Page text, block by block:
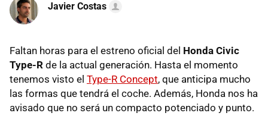
Javier Costas
Faltan horas para el estreno oficial del Honda Civic
Type-R de la actual generación. Hasta el momento
tenemos visto el Type-R Concept, que anticipa mucho
las formas que tendrá el coche. Además, Honda nos ha
avisado que no será un compacto potenciado y punto.